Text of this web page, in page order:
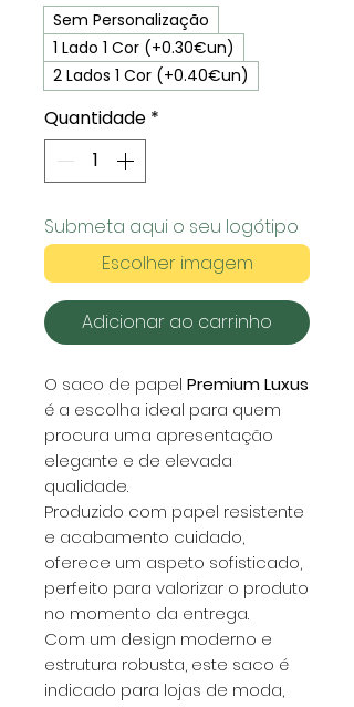
Sem Personalização
1 Lado 1 Cor (+0.30€un)
2 Lados 1 Cor (+0.40€un)
Quantidade *
Submeta aqui o seu logótipo
Escolher imagem
Adicionar ao carrinho
O saco de papel Premium Luxus
é a escolha ideal para quem
procura uma apresentação
elegante e de elevada
qualidade.
Produzido com papel resistente
e acabamento cuidado,
oferece um aspeto sofisticado,
perfeito para valorizar o produto
no momento da entrega.
Com um design moderno e
estrutura robusta, este saco é
indicado para lojas de moda,